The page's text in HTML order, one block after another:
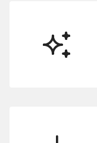
Creatore